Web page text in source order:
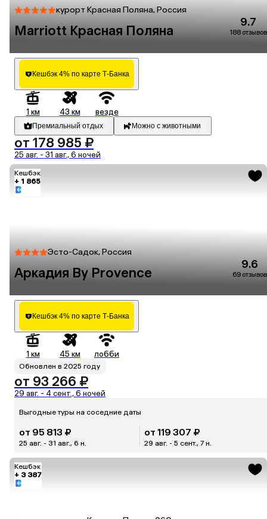
курорт Красная Поляна, Россия
Marriott Красная Поляна
9.7
188 отзывов
Кешбэк 4% по карте Т-Банка
1 км 43 км везде
Премиальный отдых Можно с животными
от 178 985 ₽
25 авг. - 31 авг., 6 ночей
Кешбэк
+ 1 865
Эсто-Садок, Россия
Аркадия By Provence
9.6
69 отзывов
Кешбэк 4% по карте Т-Банка
1 км 45 км лобби
Обновлен в 2025 году
от 93 266 ₽
29 авг. - 4 сент., 6 ночей
Выгодные туры на соседние даты
от 95 813 ₽
25 авг. - 31 авг., 6 н.
от 119 307 ₽
29 авг. - 5 сент., 7 н.
Кешбэк
+ 3 387